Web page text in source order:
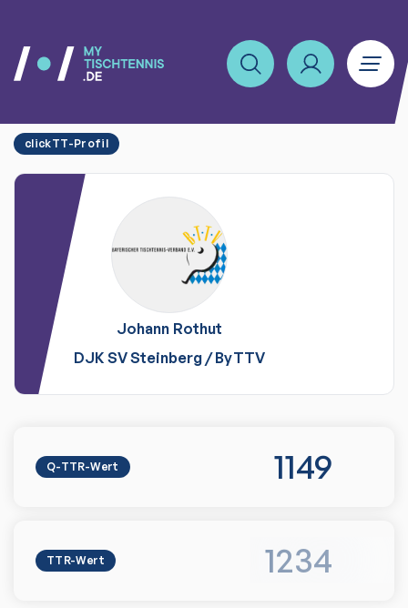
clickTT-Profil
Johann Rothut
DJK SV Steinberg /ByTTV
Q-TTR-Wert 1149
TTR-Wert 1234